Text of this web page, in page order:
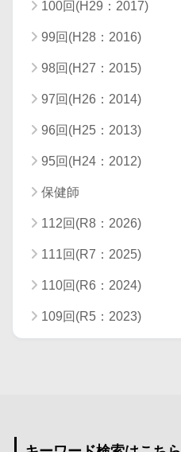
100回(H29：2017)
99回(H28：2016)
98回(H27：2015)
97回(H26：2014)
96回(H25：2013)
95回(H24：2012)
保健師
112回(R8：2026)
111回(R7：2025)
110回(R6：2024)
109回(R5：2023)